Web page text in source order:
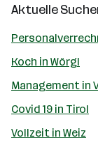
Aktuelle
Koch in Wörgl
Management in
Covid 19 in Tirol
Vollzeit in Weiz